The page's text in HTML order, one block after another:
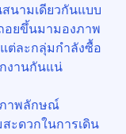
นามเดียวกันแบบ
อยขึ้นมามองภาพ
ต่ละกลุ่มกำลังซื้อ
งานกันแน่
ภาพลักษณ์
ะดวกในการเดิน